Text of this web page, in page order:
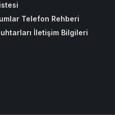
Telefon Rehberi
İletişim Bilgileri